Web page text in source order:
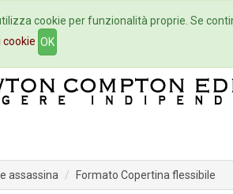
Autori Eventi
assassina Formato Copertina flessibile
cookie per funzionalità proprie. Se
cookie OK